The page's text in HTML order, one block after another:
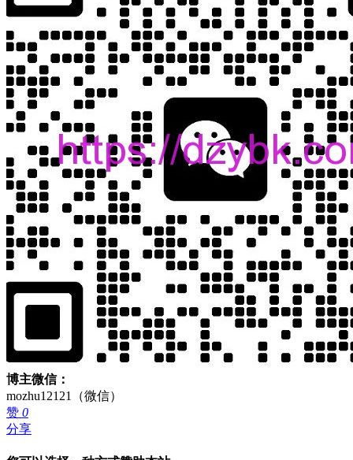
博主微信：
mozhu12121（微信）
赞 0
分享